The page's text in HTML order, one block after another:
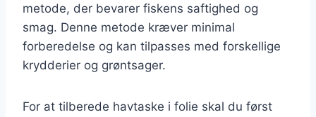
metode, der bevarer fiskens saftighed og
smag. Denne metode kræver minimal
forberedelse og kan tilpasses med forskellige
krydderier og grøntsager.
For at tilberede havtaske i folie skal du først